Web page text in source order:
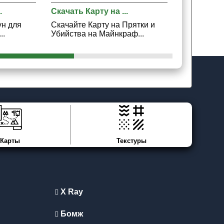
для
Скачать Карту на ...
Скачайте Карту на Прятки и
Убийства на Майнкраф...
Карты Текстуры
X Ray
Бомж